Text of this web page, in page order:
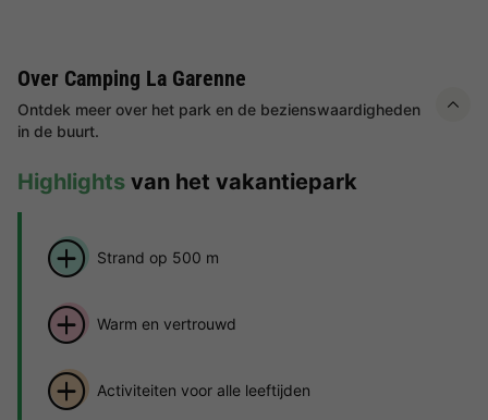
Over Camping La Garenne
Ontdek meer over het park en de bezienswaardigheden
in de buurt.
Highlights van het vakantiepark
Strand op 500 m
Warm en vertrouwd
Activiteiten voor alle leeftijden